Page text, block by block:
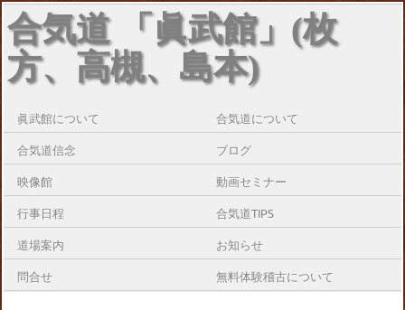
合気道 「眞武館」(枚
方、高槻、島本)
眞武館について 合気道について
合気道信念 ブログ
映像館 動画セミナー
行事日程 合気道TIPS
道場案内 お知らせ
問合せ 無料体験稽古について